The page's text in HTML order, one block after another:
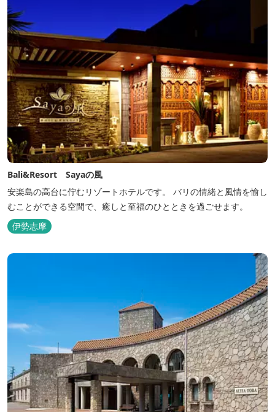
Bali&Resort Sayaの風
安楽島の高台に佇むリゾートホテルです。 バリの情緒と風情を愉し
むことができる空間で、癒しと至福のひとときを過ごせます。
伊勢志摩